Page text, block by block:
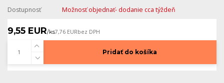
Dostupnosť Možnosť objednať- dodanie cca týždeň
9,55 EUR/ks7,76 EURbez DPH
Pridať do košíka